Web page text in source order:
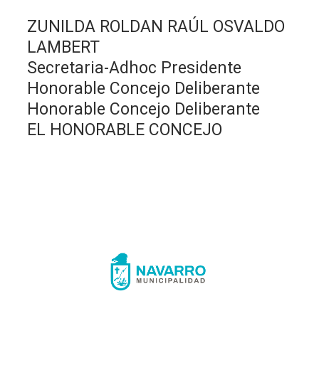
ZUNILDA ROLDAN RAÚL OSVALDO
LAMBERT
Secretaria-Adhoc Presidente
Honorable Concejo Deliberante
Honorable Concejo Deliberante
EL HONORABLE CONCEJO